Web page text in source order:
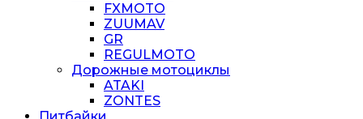
FXMOTO
ZUUMAV
GR
REGULMOTO
Дорожные мотоциклы
ATAKI
ZONTES